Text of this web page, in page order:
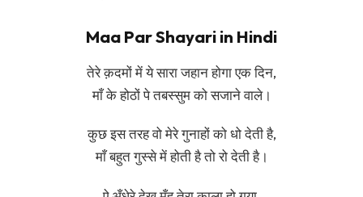
Maa Par Shayari in Hindi
तेरे क़दमों में ये सारा जहान होगा एक दिन,
माँ के होठों पे तबस्सुम को सजाने वाले।
कुछ इस तरह वो मेरे गुनाहों को धो देती है,
माँ बहुत गुस्से में होती है तो रो देती है।